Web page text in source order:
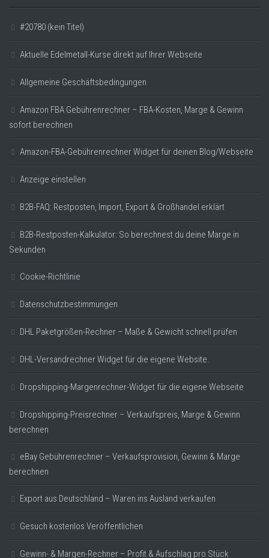
#20780 (kein Titel)
Aktuelle Edelmetall-Kurse direkt auf Ihrer Webseite
Allgemeine Geschäftsbedingungen
Amazon FBA Gebührenrechner – FBA-Kosten, Marge & Gewinn
sofort berechnen
Amazon-FBA-Gebührenrechner Widget für deinen Blog/Webseite
Anzeige einstellen
B2B-FAQ: Restposten, Import, Export & Großhandel erklärt
B2B-Restposten-Kalkulator: So berechnest du deine Marge in
Sekunden
Cookie-Richtlinie
Datenschutzbestimmungen
DHL Paketgrößen-Rechner – Maße & Gewicht schnell prüfen
DHL-Versandrechner Widget für die eigene Website.
Dropshipping-Margenrechner-Widget für die eigene Webseite
Dropshipping-Preisrechner – Verkaufspreis, Marge & Gewinn
berechnen
eBay Gebührenrechner – Verkaufsprovision, Gewinn & Marge
berechnen
Export aus Deutschland – Waren ins Ausland verkaufen
Gesuch kostenlos Veröffentlichen
Gewinn- & Margen-Rechner – Profit & Aufschlag pro Stück